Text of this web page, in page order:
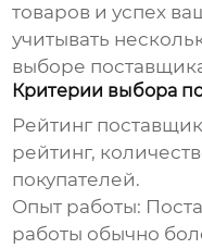
товаров и успех
учитывать
выборе
Критерии выбора
Рейтинг
рейтинг,
покупателей.
Опыт работы:
работы обычно